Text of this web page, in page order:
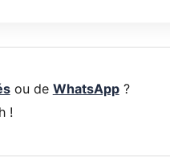
ou de WhatsApp?
!